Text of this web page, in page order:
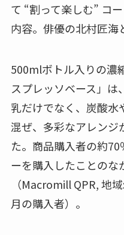
て “割って楽しむ” コ
内容。俳優の北村匠海
500mlボトル入りの濃
スプレッソベース」
乳だけでなく、炭酸水
混ぜ、多彩なアレンジ
た。商品購入者の約
ーを購入したことのな
（Macromill QPR, 地
月の購入者）。